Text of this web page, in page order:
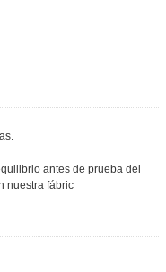
antes de prueba del
nuestra fábric